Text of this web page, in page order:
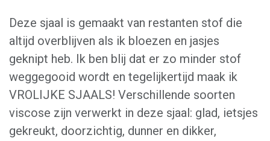
Deze sjaal is gemaakt van restanten stof die
altijd overblijven als ik bloezen en jasjes
geknipt heb. Ik ben blij dat er zo minder stof
weggegooid wordt en tegelijkertijd maak ik
VROLIJKE SJAALS! Verschillende soorten
viscose zijn verwerkt in deze sjaal: glad, ietsjes
gekreukt, doorzichtig, dunner en dikker,